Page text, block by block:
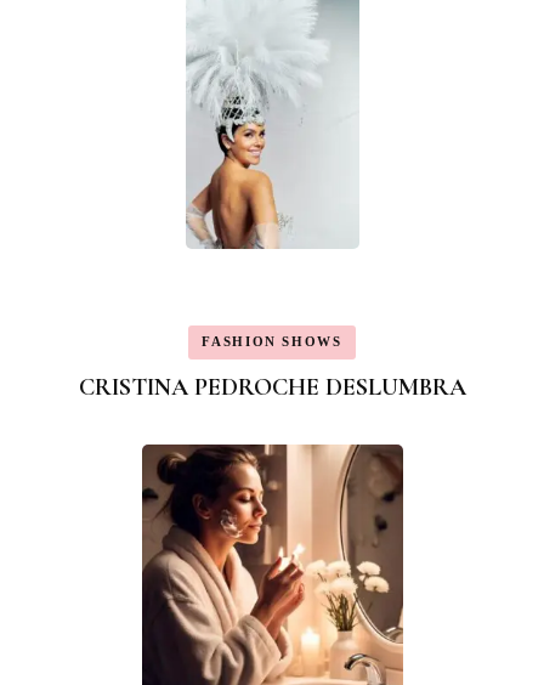
FASHION SHOWS
CRISTINA PEDROCHE DESLUMBRA